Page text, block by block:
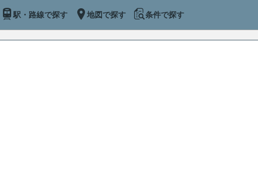
駅・路線で探す 地図で探す 条件で探す